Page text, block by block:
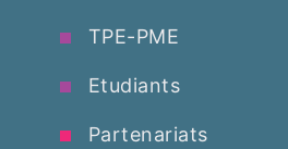
TPE-PME
Etudiants
Partenariats